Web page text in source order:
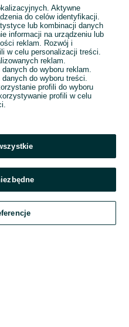
się
z dostawców wskazanych powyżej,
w jego aktualnym brzmieniu.
Aktywne
do celów identyfikacji.
lub kombinacji danych
informacji na urządzeniu lub
reklam. Rozwój i
w celu personalizacji treści.
reklam.
do wyboru reklam.
do wyboru treści.
profili do wyboru
profili w celu